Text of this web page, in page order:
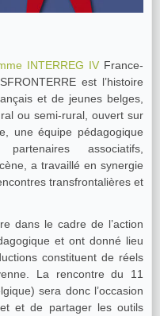
INTERREG IV France-
est l’histoire
et de jeunes belges,
ou semi-rural, ouvert sur
une équipe pédagogique
associatifs,
a travaillé en synergie
transfrontalières et
dans le cadre de l’action
et ont donné lieu
constituent de réels
La rencontre du 11
sera donc l’occasion
et de partager les outils